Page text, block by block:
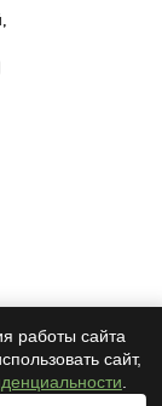
работы сайта
сайт,